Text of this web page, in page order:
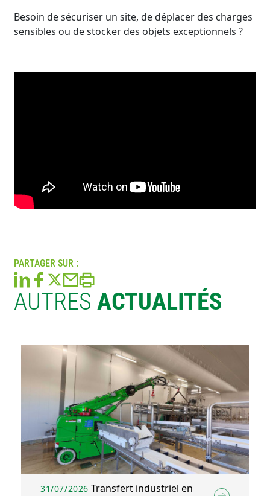
Besoin de sécuriser un site, de déplacer des charges
sensibles ou de stocker des objets exceptionnels ?
PARTAGER SUR :
AUTRESACTUALITÉS
31/07/2026 Transfert industriel en